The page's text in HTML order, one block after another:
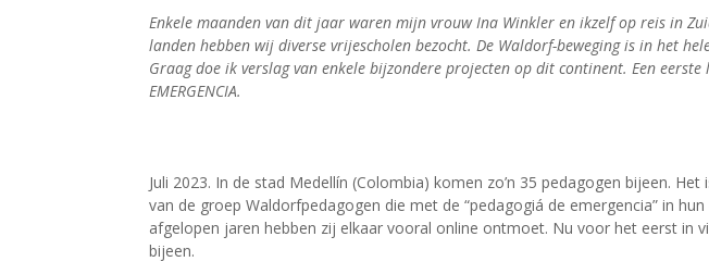
Enkele maanden van dit jaar waren mijn vrouw Ina Winkler en ikzelf op reis in
landen hebben wij diverse vrijescholen bezocht. De Waldorf-beweging is in het
Graag doe ik verslag van enkele bijzondere projecten op dit continent. Een eerste
EMERGENCIA.
Juli 2023. In de stad Medellín (Colombia) komen zo’n 35 pedagogen bijeen.
van de groep Waldorfpedagogen die met de “pedagogiá de emergencia” in
afgelopen jaren hebben zij elkaar vooral online ontmoet. Nu voor het eerst in
bijeen.